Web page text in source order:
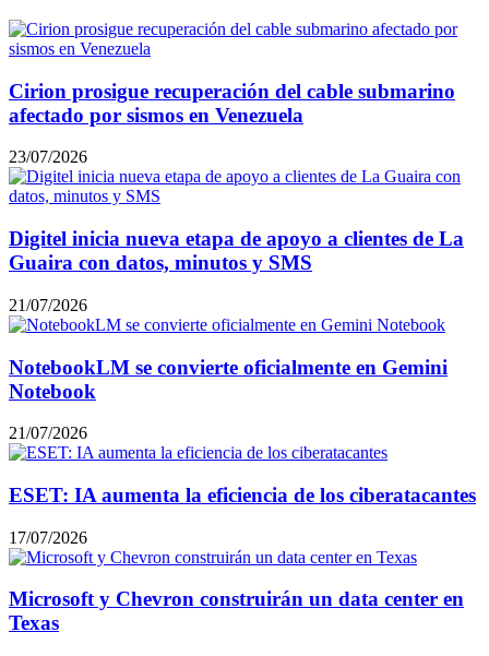
Cirion prosigue recuperación del cable submarino
afectado por sismos en Venezuela
23/07/2026
Digitel inicia nueva etapa de apoyo a clientes de La
Guaira con datos, minutos y SMS
21/07/2026
NotebookLM se convierte oficialmente en Gemini
Notebook
21/07/2026
ESET: IA aumenta la eficiencia de los ciberatacantes
17/07/2026
Microsoft y Chevron construirán un data center en
Texas